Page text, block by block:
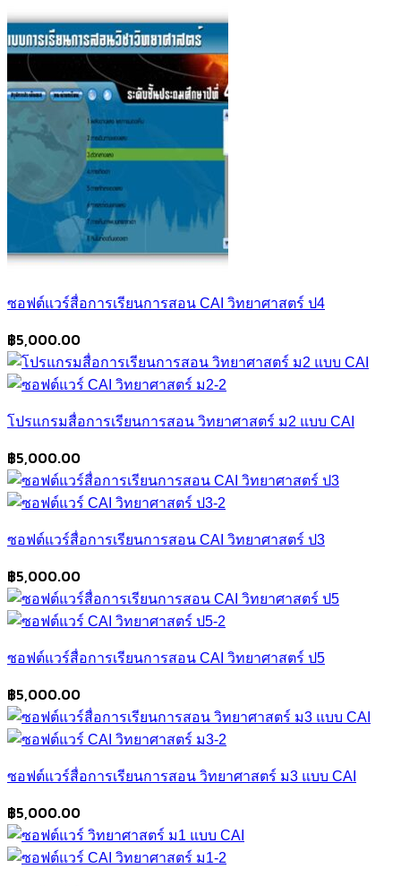
ซอฟต์แวร์สื่อการเรียนการสอน CAI วิทยาศาสตร์ ป4
฿5,000.00
โปรแกรมสื่อการเรียนการสอน วิทยาศาสตร์ ม2 แบบ CAI
฿5,000.00
ซอฟต์แวร์สื่อการเรียนการสอน CAI วิทยาศาสตร์ ป3
฿5,000.00
ซอฟต์แวร์สื่อการเรียนการสอน CAI วิทยาศาสตร์ ป5
฿5,000.00
ซอฟต์แวร์สื่อการเรียนการสอน วิทยาศาสตร์ ม3 แบบ CAI
฿5,000.00